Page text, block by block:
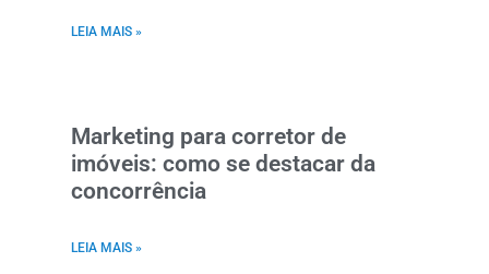
LEIA MAIS »
Marketing para corretor de
imóveis: como se destacar da
concorrência
LEIA MAIS »